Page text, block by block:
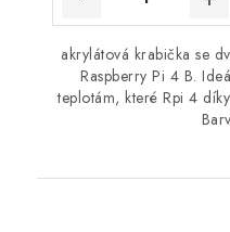
akrylátová krabička se
Raspberry Pi 4 B.
teplotám, které Rpi 4